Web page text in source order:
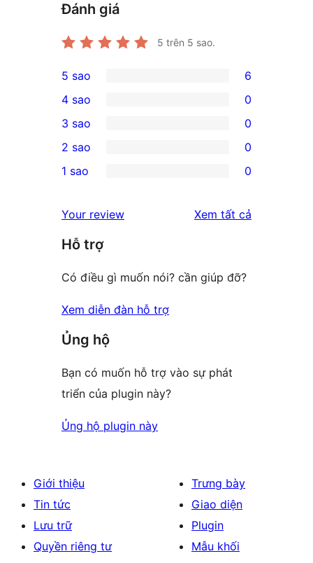
Đánh giá
5 trên 5 sao.
6
5-
star
reviews
5 sao 6
4-
star
reviews
4 sao 0
0
3-
star
3 sao 0
2-
reviews
2 sao 0
star
reviews
1 sao 0
Your review Xem tất cả
Hỗ trợ
Có điều gì muốn nói? cần giúp đỡ?
Xem diễn đàn hỗ trợ
Ủng hộ
Bạn có muốn hỗ trợ vào sự phát
triển của plugin này?
Ủng hộ plugin này
Giới thiệu
Tin tức
Lưu trữ
Quyền riêng tư
Trưng bày
Giao diện
Plugin
Mẫu khối